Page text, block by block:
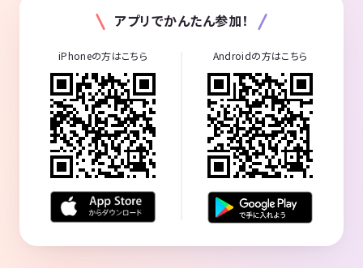
アプリでかんたん参加！
iPhoneの方はこちら Androidの方はこちら